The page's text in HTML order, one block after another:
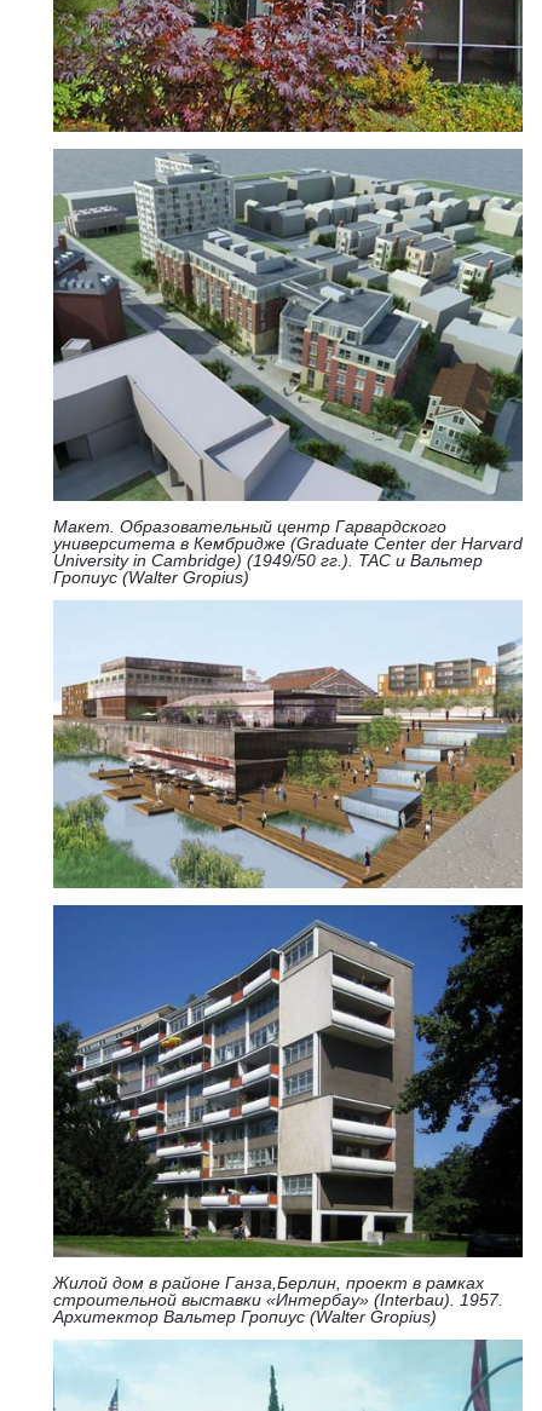
Макет. Образовательный центр Гарвардского
университета в Кембридже (Graduate Center der Harvard
University in Cambridge) (1949/50 гг.). TAC и Вальтер
Гропиус (Walter Gropius)
Жилой дом в районе Ганза,Берлин, проект в рамках
строительной выставки «Интербау» (Interbau). 1957.
Архитектор Вальтер Гропиус (Walter Gropius)